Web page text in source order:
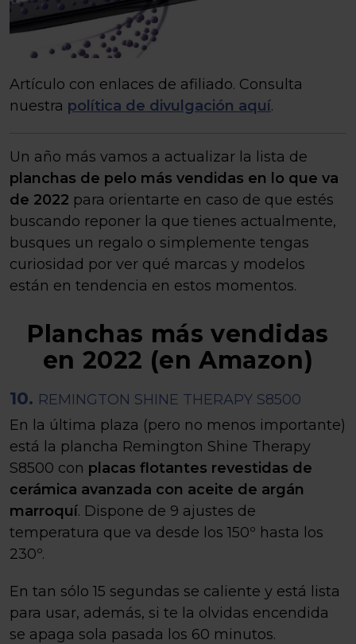
Artículo con enlaces de afiliado. Consulta
nuestra política de divulgación aquí.
Un año más vamos a actualizar la lista de
planchas de pelo más vendidas en lo que va
de 2022 para orientarte en caso de que estés
buscando reponer la que tienes actualmente,
busques un regalo o simplemente tengas
curiosidad por ver qué marcas y modelos
están en tendencia en estos momentos.
Planchas más vendidas
en 2022 (en Amazon)
10. REMINGTON SHINE THERAPY S8500
En la última plaza (pero no menos importante)
está la plancha Remington Shine Therapy
S8500 con placas flotantes revestidas de
cerámica avanzada con aceite de argán
marroquí. Dispone de 9 ajustes de
temperatura que va desde los 150º hasta los
230º.
En tan sólo 15 segundas se caliente y está lista
para usar, además, si te la olvidas encendida
se apaga sola pasada los 60 minutos.